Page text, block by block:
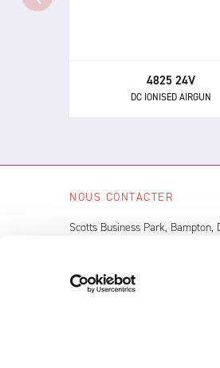
4825 24V
DC IONISED AIRGUN
NOUS CONTACTER
Scotts Business Park, Bampton,
+44 (0) 1398 331 114
Nous écrire
© 2026 Fraser Anti-Static